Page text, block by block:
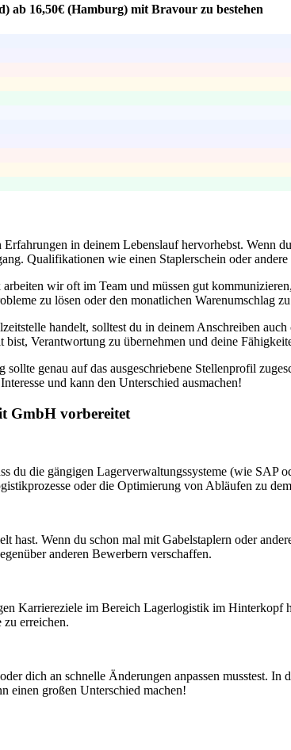
ab 16,50€ (Hamburg) mit Bravour zu bestehen
in deinem Lebenslauf hervorhebst. Wenn
Qualifikationen wie einen Staplerschein oder
wir oft im Team und müssen gut
zu lösen oder den monatlichen Warenumschlag
handelt, solltest du in deinem Anschreiben
bist, Verantwortung zu übernehmen und deine
sollte genau auf das ausgeschriebene Stellenprofil
und kann den Unterschied ausmachen!
GmbH vorbereitet
die gängigen Lagerverwaltungssysteme (wie SAP
oder die Optimierung von Abläufen zu
Wenn du schon mal mit Gabelstaplern oder
anderen Bewerbern verschaffen.
Karriereziele im Bereich Lagerlogistik im Hinterkopf
erreichen.
dich an schnelle Änderungen anpassen musstest.
einen großen Unterschied machen!